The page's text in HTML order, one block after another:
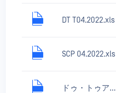
DT T04.2022.xls
SCP 04.2022.xls
ドゥ・トゥアン・キ・ドゥイ・タン.xls